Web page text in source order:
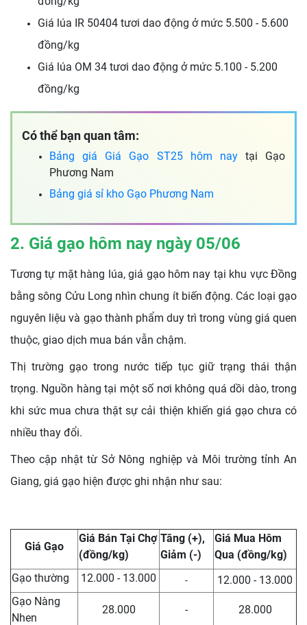
Giá lúa IR 50404 tươi dao động ở mức 5.500 - 5.600
đồng/kg
Giá lúa OM 34 tươi dao động ở mức 5.100 - 5.200
đồng/kg
Có thể bạn quan tâm:
Bảng giá Giá Gạo ST25 hôm naytại Gạo
Phương Nam
Bảng giá sỉ kho Gạo Phương Nam
2. Giá gạo hôm nay ngày 05/06
Tương tự mặt hàng lúa, giá gạo hôm nay tại khu vực Đồng
bằng sông Cửu Long nhìn chung ít biến động. Các loại gạo
nguyên liệu và gạo thành phẩm duy trì trong vùng giá quen
thuộc, giao dịch mua bán vẫn chậm.
Thị trường gạo trong nước tiếp tục giữ trạng thái thận
trọng. Nguồn hàng tại một số nơi không quá dồi dào, trong
khi sức mua chưa thật sự cải thiện khiến giá gạo chưa có
nhiều thay đổi.
Theo cập nhật từ Sở Nông nghiệp và Môi trường tỉnh An
Giang, giá gạo hiện được ghi nhận như sau:
Giá Gạo
Giá Bán Tại Chợ
(đồng/kg)
Tăng (+),
Giảm (-)
Giá Mua Hôm
Qua (đồng/kg)
Gạo thường
12.000 - 13.000 -
12.000 - 13.000
Gạo Nàng
Nhen
28.000 - 28.000